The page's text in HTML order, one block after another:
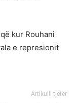
kur Rouhani
e represionit
Artikulli tjetër